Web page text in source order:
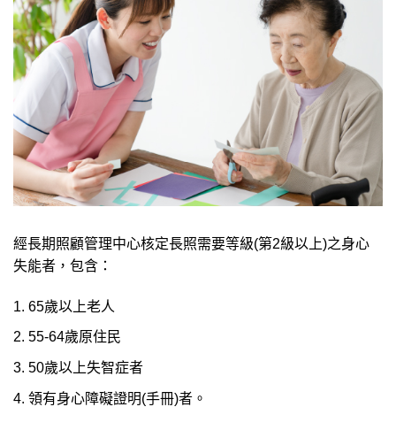
經長期照顧管理中心核定長照需要等級(第2級以上)之身心
失能者，包含：
65歲以上老人
55-64歲原住民
50歲以上失智症者
領有身心障礙證明(手冊)者。